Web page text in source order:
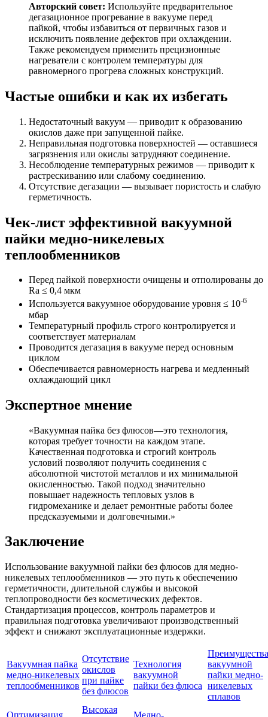
Авторский совет: Используйте предварительное
дегазационное прогревание в вакууме перед
пайкой, чтобы избавиться от первичных газов и
исключить появление дефектов при охлаждении.
Также рекомендуем применить прецизионные
нагреватели с контролем температуры для
равномерного прогрева сложных конструкций.
Частые ошибки и как их избегать
Недостаточный вакуум — приводит к образованию
окислов даже при запущенной пайке.
Неправильная подготовка поверхностей — оставшиеся
загрязнения или окислы затрудняют соединение.
Несоблюдение температурных режимов — приводит к
растрескиванию или слабому соединению.
Отсутствие дегазации — вызывает пористость и слабую
герметичность.
Чек-лист эффективной вакуумной
пайки медно-никелевых
теплообменников
Перед пайкой поверхности очищены и отполированы до
Ra ≤ 0,4 мкм
Используется вакуумное оборудование уровня ≤ 10-6
мбар
Температурный профиль строго контролируется и
соответствует материалам
Проводится дегазация в вакууме перед основным
циклом
Обеспечивается равномерность нагрева и медленный
охлаждающий цикл
Экспертное мнение
«Вакуумная пайка без флюсов—это технология,
которая требует точности на каждом этапе.
Качественная подготовка и строгий контроль
условий позволяют получить соединения с
абсолютной чистотой металлов и их минимальной
окисленностью. Такой подход значительно
повышает надежность тепловых узлов в
гидромеханике и делает ремонтные работы более
предсказуемыми и долговечными.»
Заключение
Использование вакуумной пайки без флюсов для медно-
никелевых теплообменников — это путь к обеспечению
герметичности, длительной службы и высокой
теплопроводности без косметических дефектов.
Стандартизация процессов, контроль параметров и
правильная подготовка увеличивают производственный
эффект и снижают эксплуатационные издержки.
Вакуумная пайка
медно-никелевых
теплообменников
Отсутствие
окислов
при пайке
без флюсов
Технология
вакуумной
пайки без флюса
Преимущества
вакуумной
пайки медно-
никелевых
сплавов
Высокая